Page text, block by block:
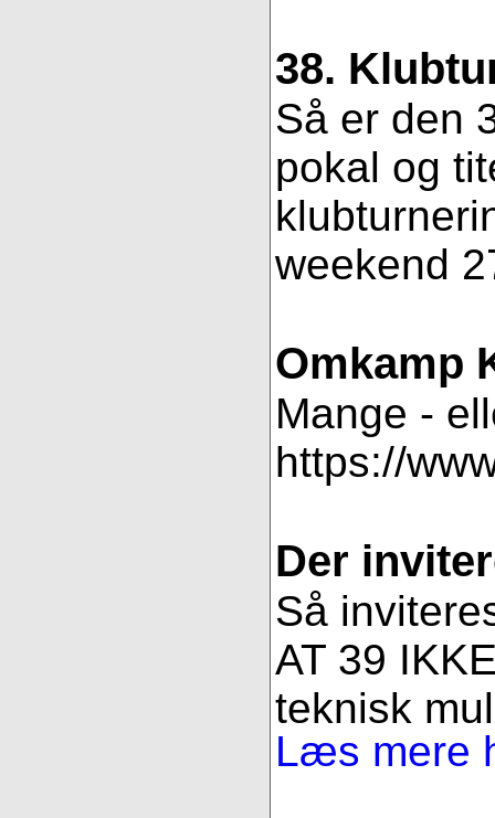
38.
Så er den
pokal og
weekend
Omkamp
Mange -
https://
Der
Så
AT 39
teknisk
Læs mere